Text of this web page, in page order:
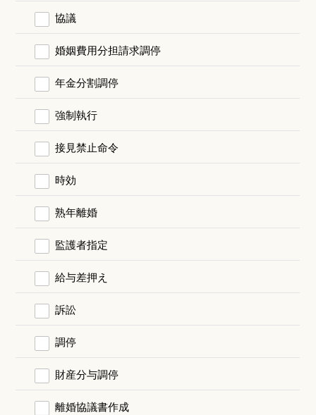
協議
婚姻費用分担請求調停
年金分割調停
強制執行
接見禁止命令
時効
熟年離婚
監護者指定
給与差押え
訴訟
調停
財産分与調停
離婚協議書作成